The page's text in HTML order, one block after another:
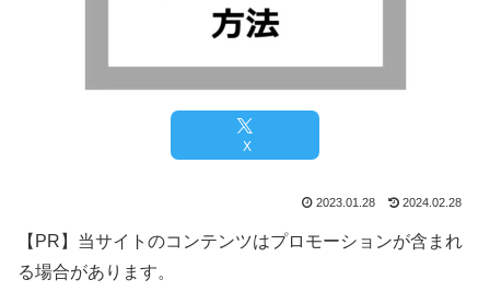
X
2023.01.28 2024.02.28
【PR】当サイトのコンテンツはプロモーションが含まれ
る場合があります。